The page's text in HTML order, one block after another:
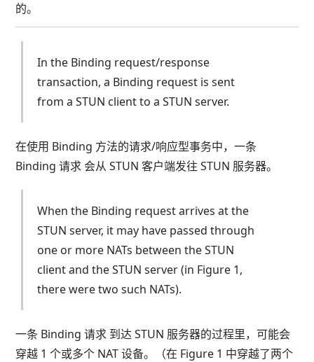
的。
In the Binding request/response
transaction, a Binding request is sent
from a STUN client to a STUN server.
在使用 Binding 方法的请求/响应型事务中，一条
Binding 请求 会从 STUN 客户端发往 STUN 服务器。
When the Binding request arrives at the
STUN server, it may have passed through
one or more NATs between the STUN
client and the STUN server (in Figure 1,
there were two such NATs).
一条 Binding 请求 到达 STUN 服务器的过程里，可能会
穿越 1 个或多个 NAT 设备。（在 Figure 1 中穿越了两个